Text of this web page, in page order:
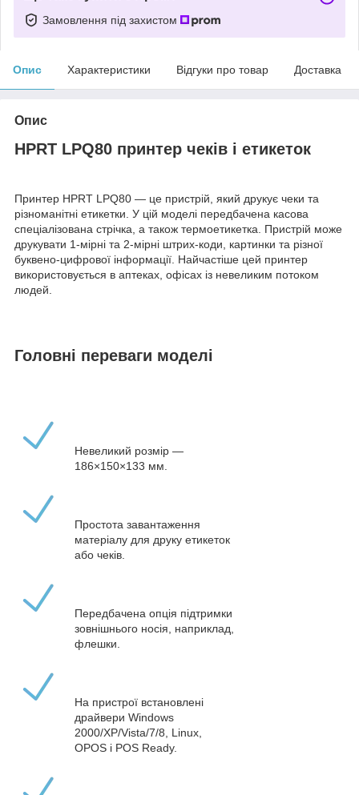
Замовлення під захистом
Опис Характеристики Відгуки про товар Доставка
Опис
HPRT LPQ80 принтер чеків і етикеток
Принтер HPRT LPQ80 — це пристрій, який друкує чеки та
різноманітні етикетки. У цій моделі передбачена касова
спеціалізована стрічка, а також термоетикетка. Пристрій може
друкувати 1-мірні та 2-мірні штрих-коди, картинки та різної
буквено-цифрової інформації. Найчастіше цей принтер
використовується в аптеках, офісах із невеликим потоком
людей.
Головні переваги моделі
Невеликий розмір —
186×150×133 мм.
Простота завантаження
матеріалу для друку етикеток
або чеків.
Передбачена опція підтримки
зовнішнього носія, наприклад,
флешки.
На пристрої встановлені
драйвери Windows
2000/XP/Vista/7/8, Linux,
OPOS і POS Ready.